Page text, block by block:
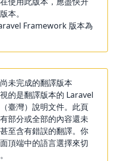
本。
Framework 版本為
未完成的翻譯版本
的是翻譯版本的 Laravel
臺灣）說明文件。此頁
部分或全部的內容還未
至含有錯誤的翻譯。你
頂端中的語言選擇來切